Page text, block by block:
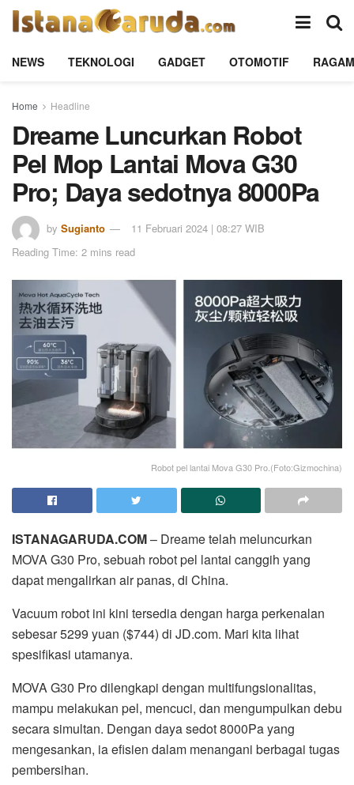
NEWS TEKNOLOGI GADGET OTOMOTIF RAGAM
Home Headline
Dreame Luncurkan Robot
Pel Mop Lantai Mova G30
Pro; Daya sedotnya 8000Pa
by Sugianto
11 Februari 2024 | 08:27 WIB
Reading Time: 2 mins read
Robot pel lantai Mova G30 Pro.(Foto:Gizmochina)
ISTANAGARUDA.COM– Dreame telah meluncurkan
MOVA G30 Pro, sebuah robot pel lantai canggih yang
dapat mengalirkan air panas, di China.
Vacuum robot ini kini tersedia dengan harga perkenalan
sebesar 5299 yuan ($744) di JD.com. Mari kita lihat
spesifikasi utamanya.
MOVA G30 Pro dilengkapi dengan multifungsionalitas,
mampu melakukan pel, mencuci, dan mengumpulkan debu
secara simultan. Dengan daya sedot 8000Pa yang
mengesankan, ia efisien dalam menangani berbagai tugas
pembersihan.